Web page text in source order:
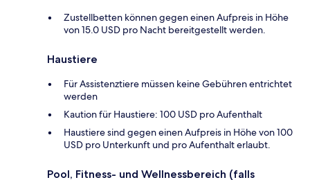
Zustellbetten können gegen einen Aufpreis in Höhe
von 15.0 USD pro Nacht bereitgestellt werden.
Haustiere
Für Assistenztiere müssen keine Gebühren entrichtet
werden
Kaution für Haustiere: 100 USD pro Aufenthalt
Haustiere sind gegen einen Aufpreis in Höhe von 100
USD pro Unterkunft und pro Aufenthalt erlaubt.
Pool, Fitness- und Wellnessbereich (falls